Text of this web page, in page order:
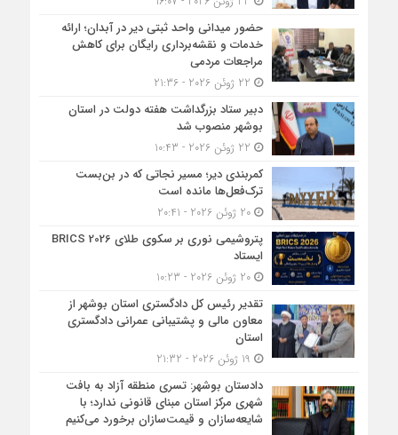
حضور میدانی واحد ثبتی دیر در آبدان؛ ارائه
خدمات و نقشه‌برداری رایگان برای کاهش
مراجعات مردمی
دبیر ستاد بزرگداشت هفته دولت در استان
بوشهر منصوب شد
کمربندی دیر؛ مسیر نجاتی که در بن‌بست
ترک‌فعل‌ها مانده است
20 ژوئن 2026 - 20:41
پتروشیمی نوری بر سکوی طلای BRICS 2026
ایستاد
20 ژوئن 2026 - 10:23
تقدیر رئیس کل دادگستری استان بوشهر از
معاون مالی و پشتیبانی عمرانی دادگستری
استان
دادستان بوشهر: تسری منطقه آزاد به بافت
شهری مرکز استان مبنای قانونی ندارد؛ با
شایعه‌سازان و قیمت‌سازان برخورد می‌کنیم